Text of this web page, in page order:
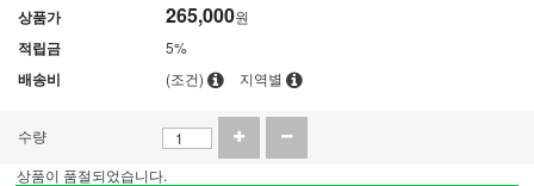
상품가 265,000원
적립금 5%
배송비 (조건) 지역별
수량
상품이 품절되었습니다.